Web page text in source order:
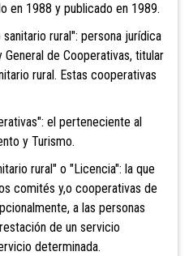
en 1988 y publicado en 1989.
rural": persona jurídica
de Cooperativas, titular
rural. Estas cooperativas
el perteneciente al
y Turismo.
rural" o "Licencia": la que
comités y,o cooperativas de
a las personas
de un servicio
determinada.